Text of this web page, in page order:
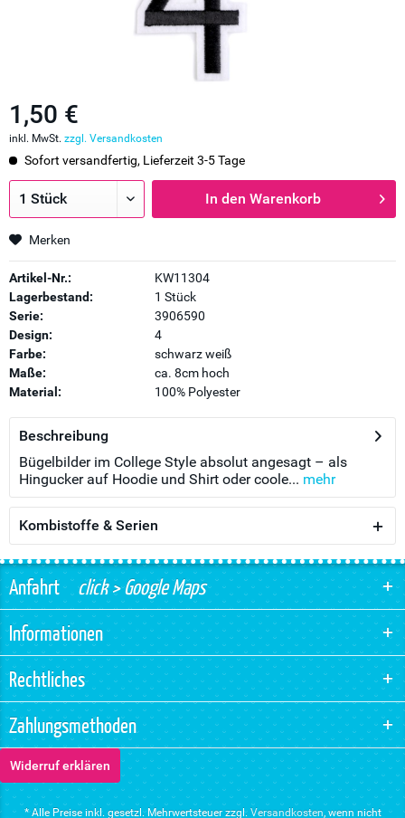
1,50 €
inkl. MwSt. zzgl. Versandkosten
Sofort versandfertig, Lieferzeit 3-5 Tage
In den Warenkorb
Merken
Artikel-Nr.:
KW11304
Lagerbestand:
1 Stück
Serie:
3906590
Design:
4
Farbe:
schwarz weiß
Maße:
ca. 8cm hoch
Material:
100% Polyester
Beschreibung
Bügelbilder im College Style absolut angesagt – als
Hingucker auf Hoodie und Shirt oder coole... mehr
Kombistoffe & Serien
Anfahrtclick > Google Maps
Informationen
Rechtliches
Zahlungsmethoden
Widerruf erklären
* Alle Preise inkl. gesetzl. Mehrwertsteuer zzgl. Versandkosten, wenn nicht